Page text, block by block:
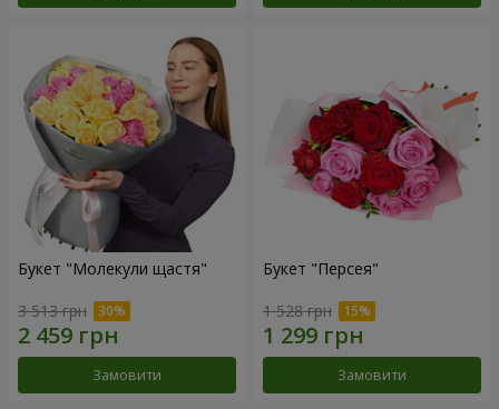
Букет "Молекули щастя"
3 513 грн
Замовити
Букет "Персея"
1 528 грн
Замовити